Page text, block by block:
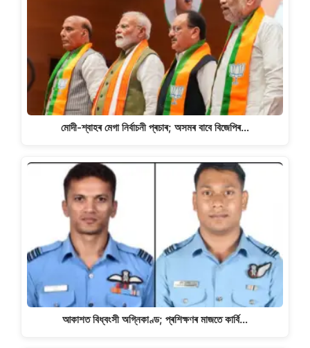
মোদী-শ্বাহৰ মেগা নিৰ্বাচনী প্ৰচাৰ; অসমৰ বাবে বিজেপিৰ…
আকাশত বিধ্বংসী অগ্নিকাণ্ড; প্ৰশিক্ষণৰ মাজতে কাৰ্বি…